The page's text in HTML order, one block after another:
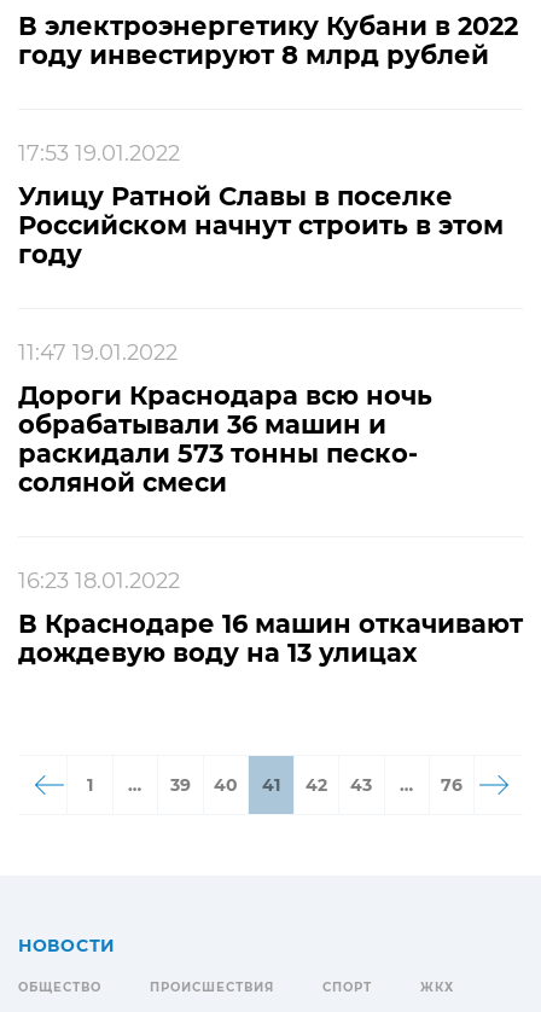
В электроэнергетику Кубани в 2022
году инвестируют 8 млрд рублей
17:53 19.01.2022
Улицу Ратной Славы в поселке
Российском начнут строить в этом
году
11:47 19.01.2022
Дороги Краснодара всю ночь
обрабатывали 36 машин и
раскидали 573 тонны песко-
соляной смеси
16:23 18.01.2022
В Краснодаре 16 машин откачивают
дождевую воду на 13 улицах
1 … 39 40 41 42 43 … 76
НОВОСТИ
ОБЩЕСТВО ПРОИСШЕСТВИЯ СПОРТ ЖКХ